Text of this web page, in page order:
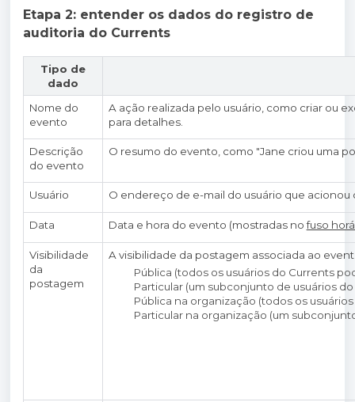
Etapa 2: entender os dados do registro de
auditoria do Currents
Tipo de
dado
Nome do
evento
A ação realizada pelo usuário, como criar ou
para detalhes.
Descrição
do evento
O resumo do evento, como "Jane criou uma
Usuário O endereço de e-mail do usuário que acionou
Data Data e hora do evento (mostradas nofuso
Visibilidade
da
postagem
A visibilidade da postagem associada ao
Pública (todos os usuários do Currents
Particular (um subconjunto de usuários
Pública na organização (todos os
Particular na organização (um